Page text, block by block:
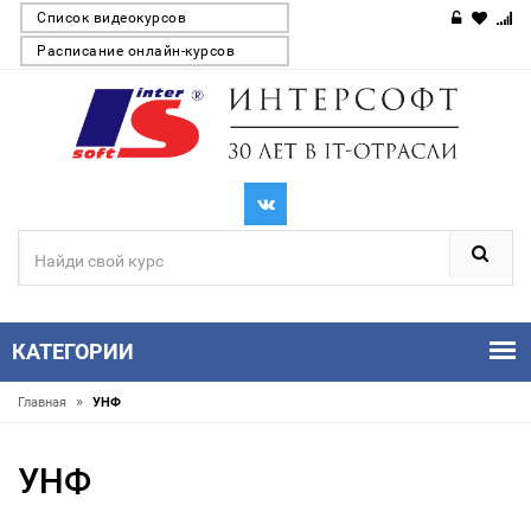
Список видеокурсов
Расписание онлайн-курсов
КАТЕГОРИИ
Главная » УНФ
УНФ